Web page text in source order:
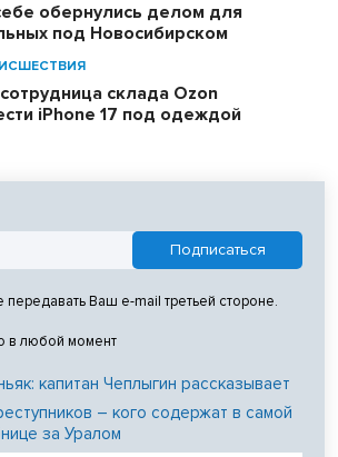
обернулись делом для
под Новосибирском
склада Ozon
iPhone 17 под одеждой
передавать Ваш e-mail третьей стороне.
в любой момент
капитан Чеплыгин рассказывает
– кого содержат в самой
за Уралом